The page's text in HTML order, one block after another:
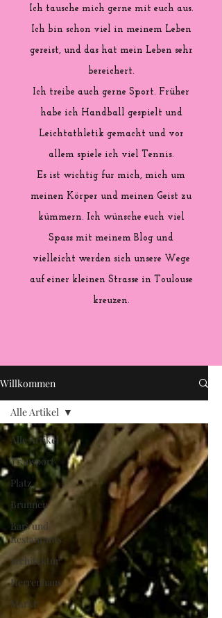
Ich tausche mich gerne mit euch aus.
Ich bin schon viel in meinem Leben
gereist, und das hat mein Leben sehr
bereichert.
Ich treibe auch gerne Sport. Früher
habe ich Handball gespielt und
Leichtathletik gemacht und vor
allem spiele ich viel Tennis.
Es ist wichtig fur mich, mich um
meinen Körper und meinen Geist zu
kümmern. Ich wünsche euch viel
Spass mit meinem Blog und
vielleicht werden sich unsere Wege
auf einer kleinen Strasse in Toulouse
kreuzen.
Willkommen
Alle Artikel
Transport
Platz
Brunnen
Bars und
Restaurants
architektur
Herrenhaus
Markt
Alle Artikel